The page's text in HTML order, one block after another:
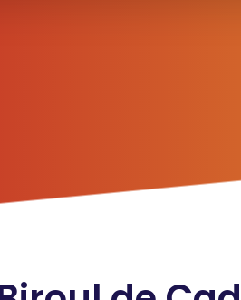
solicitarea dumneavoastră în